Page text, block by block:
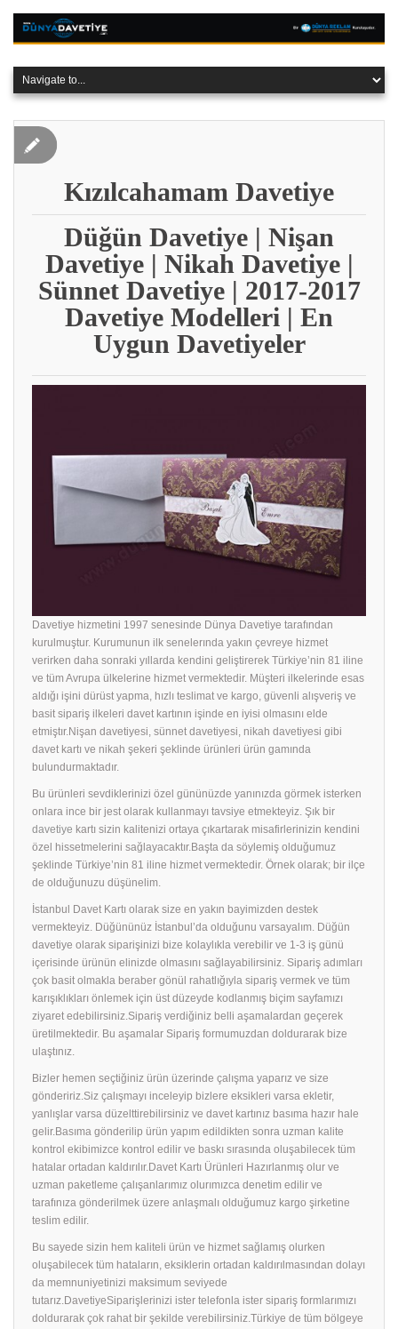
Kızılcahamam Davetiye
Düğün Davetiye | Nişan
Davetiye | Nikah Davetiye |
Sünnet Davetiye | 2017-2017
Davetiye Modelleri | En
Uygun Davetiyeler
Davetiye hizmetini 1997 senesinde Dünya Davetiye tarafından
kurulmuştur. Kurumunun ilk senelerında yakın çevreye hizmet
verirken daha sonraki yıllarda kendini geliştirerek Türkiye’nin 81 iline
ve tüm Avrupa ülkelerine hizmet vermektedir. Müşteri ilkelerinde esas
aldığı işini dürüst yapma, hızlı teslimat ve kargo, güvenli alışveriş ve
basit sipariş ilkeleri davet kartının işinde en iyisi olmasını elde
etmiştır.Nişan davetiyesi, sünnet davetiyesi, nikah davetiyesi gibi
davet kartı ve nikah şekeri şeklinde ürünleri ürün gamında
bulundurmaktadır.
Bu ürünleri sevdiklerinizi özel gününüzde yanınızda görmek isterken
onlara ince bir jest olarak kullanmayı tavsiye etmekteyiz. Şık bir
davetiye kartı sizin kalitenizi ortaya çıkartarak misafirlerinizin kendini
özel hissetmelerini sağlayacaktır.Başta da söylemiş olduğumuz
şeklinde Türkiye’nin 81 iline hizmet vermektedir. Örnek olarak; bir ilçe
de olduğunuzu düşünelim.
İstanbul Davet Kartı olarak size en yakın bayimizden destek
vermekteyiz. Düğününüz İstanbul’da olduğunu varsayalım. Düğün
davetiye olarak siparişinizi bize kolaylıkla verebilir ve 1-3 iş günü
içerisinde ürünün elinizde olmasını sağlayabilirsiniz. Sipariş adımları
çok basit olmakla beraber gönül rahatlığıyla sipariş vermek ve tüm
karışıklıkları önlemek için üst düzeyde kodlanmış biçim sayfamızı
ziyaret edebilirsiniz.Sipariş verdiğiniz belli aşamalardan geçerek
üretilmektedir. Bu aşamalar Sipariş formumuzdan doldurarak bize
ulaştınız.
Bizler hemen seçtiğiniz ürün üzerinde çalışma yaparız ve size
göndeririz.Siz çalışmayı inceleyip bizlere eksikleri varsa ekletir,
yanlışlar varsa düzelttirebilirsiniz ve davet kartınız basıma hazır hale
gelir.Basıma gönderilip ürün yapım edildikten sonra uzman kalite
kontrol ekibimizce kontrol edilir ve baskı sırasında oluşabilecek tüm
hatalar ortadan kaldırılır.Davet Kartı Ürünleri Hazırlanmış olur ve
uzman paketleme çalışanlarımız olurımızca denetim edilir ve
tarafınıza gönderilmek üzere anlaşmalı olduğumuz kargo şirketine
teslim edilir.
Bu sayede sizin hem kaliteli ürün ve hizmet sağlamış olurken
oluşabilecek tüm hataların, eksiklerin ortadan kaldırılmasından dolayı
da memnuniyetinizi maksimum seviyede
tutarız.DavetiyeSiparişlerinizi ister telefonla ister sipariş formlarımızı
doldurarak çok rahat bir şekilde verebilirsiniz.Türkiye de tüm bölgeye